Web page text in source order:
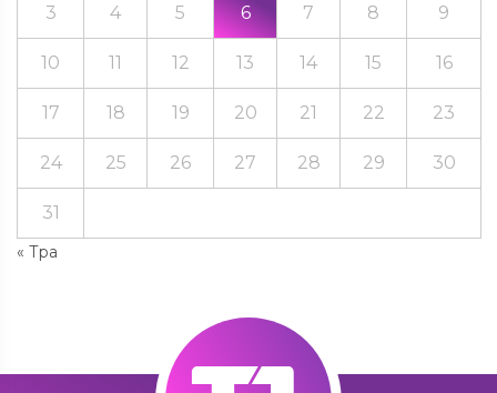
« Тра
3 4 5 6 7 8 9
10 11 12 13 14 15 16
17 18 19 20 21 22 23
24 25 26 27 28 29 30
31